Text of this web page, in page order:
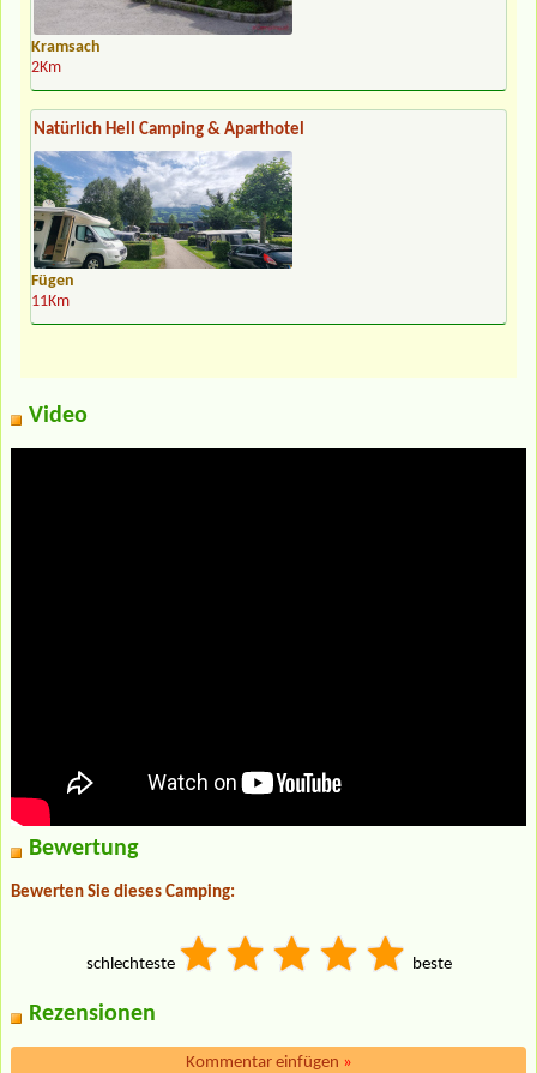
Kramsach
2Km
Natürlich Hell Camping & Aparthotel
Fügen
11Km
Video
Bewertung
Bewerten Sie dieses Camping:
schlechteste beste
Rezensionen
Kommentar einfügen »